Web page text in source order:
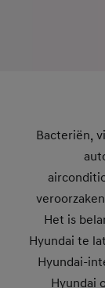
Bacteriën,
Het is
Hyundai te
Hyundai-
Hyundai